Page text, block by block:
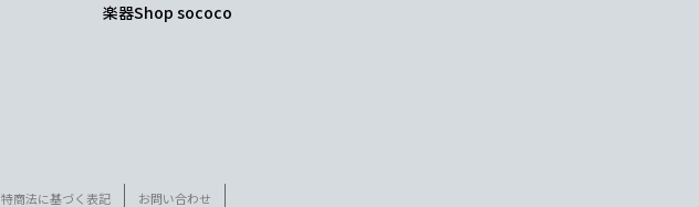
楽器Shop sococo
特商法に基づく表記 お問い合わせ